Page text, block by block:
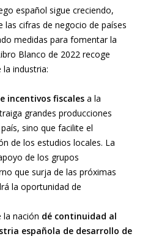
español sigue creciendo,
cifras de negocio de países
medidas para fomentar la
Blanco de 2022 recoge
industria:
incentivos fiscales a la
grandes producciones
sino que facilite el
de los estudios locales. La
de los grupos
que surja de las próximas
la oportunidad de
la nación dé continuidad al
española de desarrollo de